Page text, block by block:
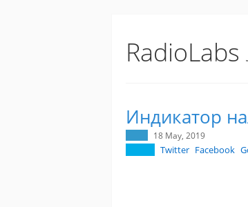
RadioLabs
Индикатор
18 May, 2019
Twitter Facebook